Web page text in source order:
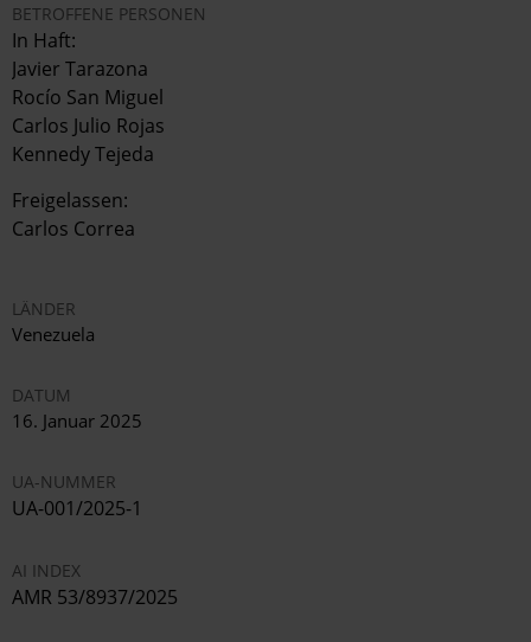
BETROFFENE PERSONEN
In Haft:
Javier Tarazona
Rocío San Miguel
Carlos Julio Rojas
Kennedy Tejeda
Freigelassen:
Carlos Correa
LÄNDER
Venezuela
DATUM
16. Januar 2025
UA-NUMMER
UA-001/2025-1
AI INDEX
AMR 53/8937/2025